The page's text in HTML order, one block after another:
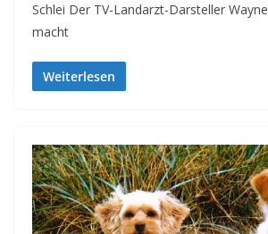
Schlei Der TV-Landarzt-Darsteller
macht
Weiterlesen